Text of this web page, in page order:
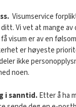
Visumservice
Vi vet at mange av
visum er av en
er høyeste
ikke
noen.
i sanntid.Etter å ha